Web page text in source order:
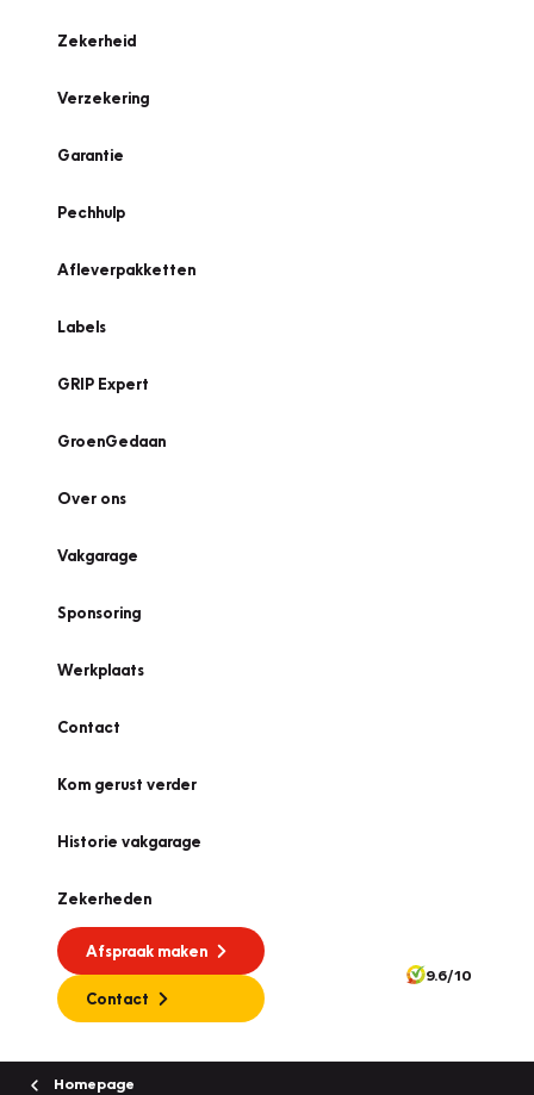
Zekerheid
Verzekering
Garantie
Pechhulp
Afleverpakketten
Labels
GRIP Expert
GroenGedaan
Over ons
Vakgarage
Sponsoring
Werkplaats
Contact
Kom gerust verder
Historie vakgarage
Zekerheden
Afspraak maken
Contact
9.6/10
Homepage